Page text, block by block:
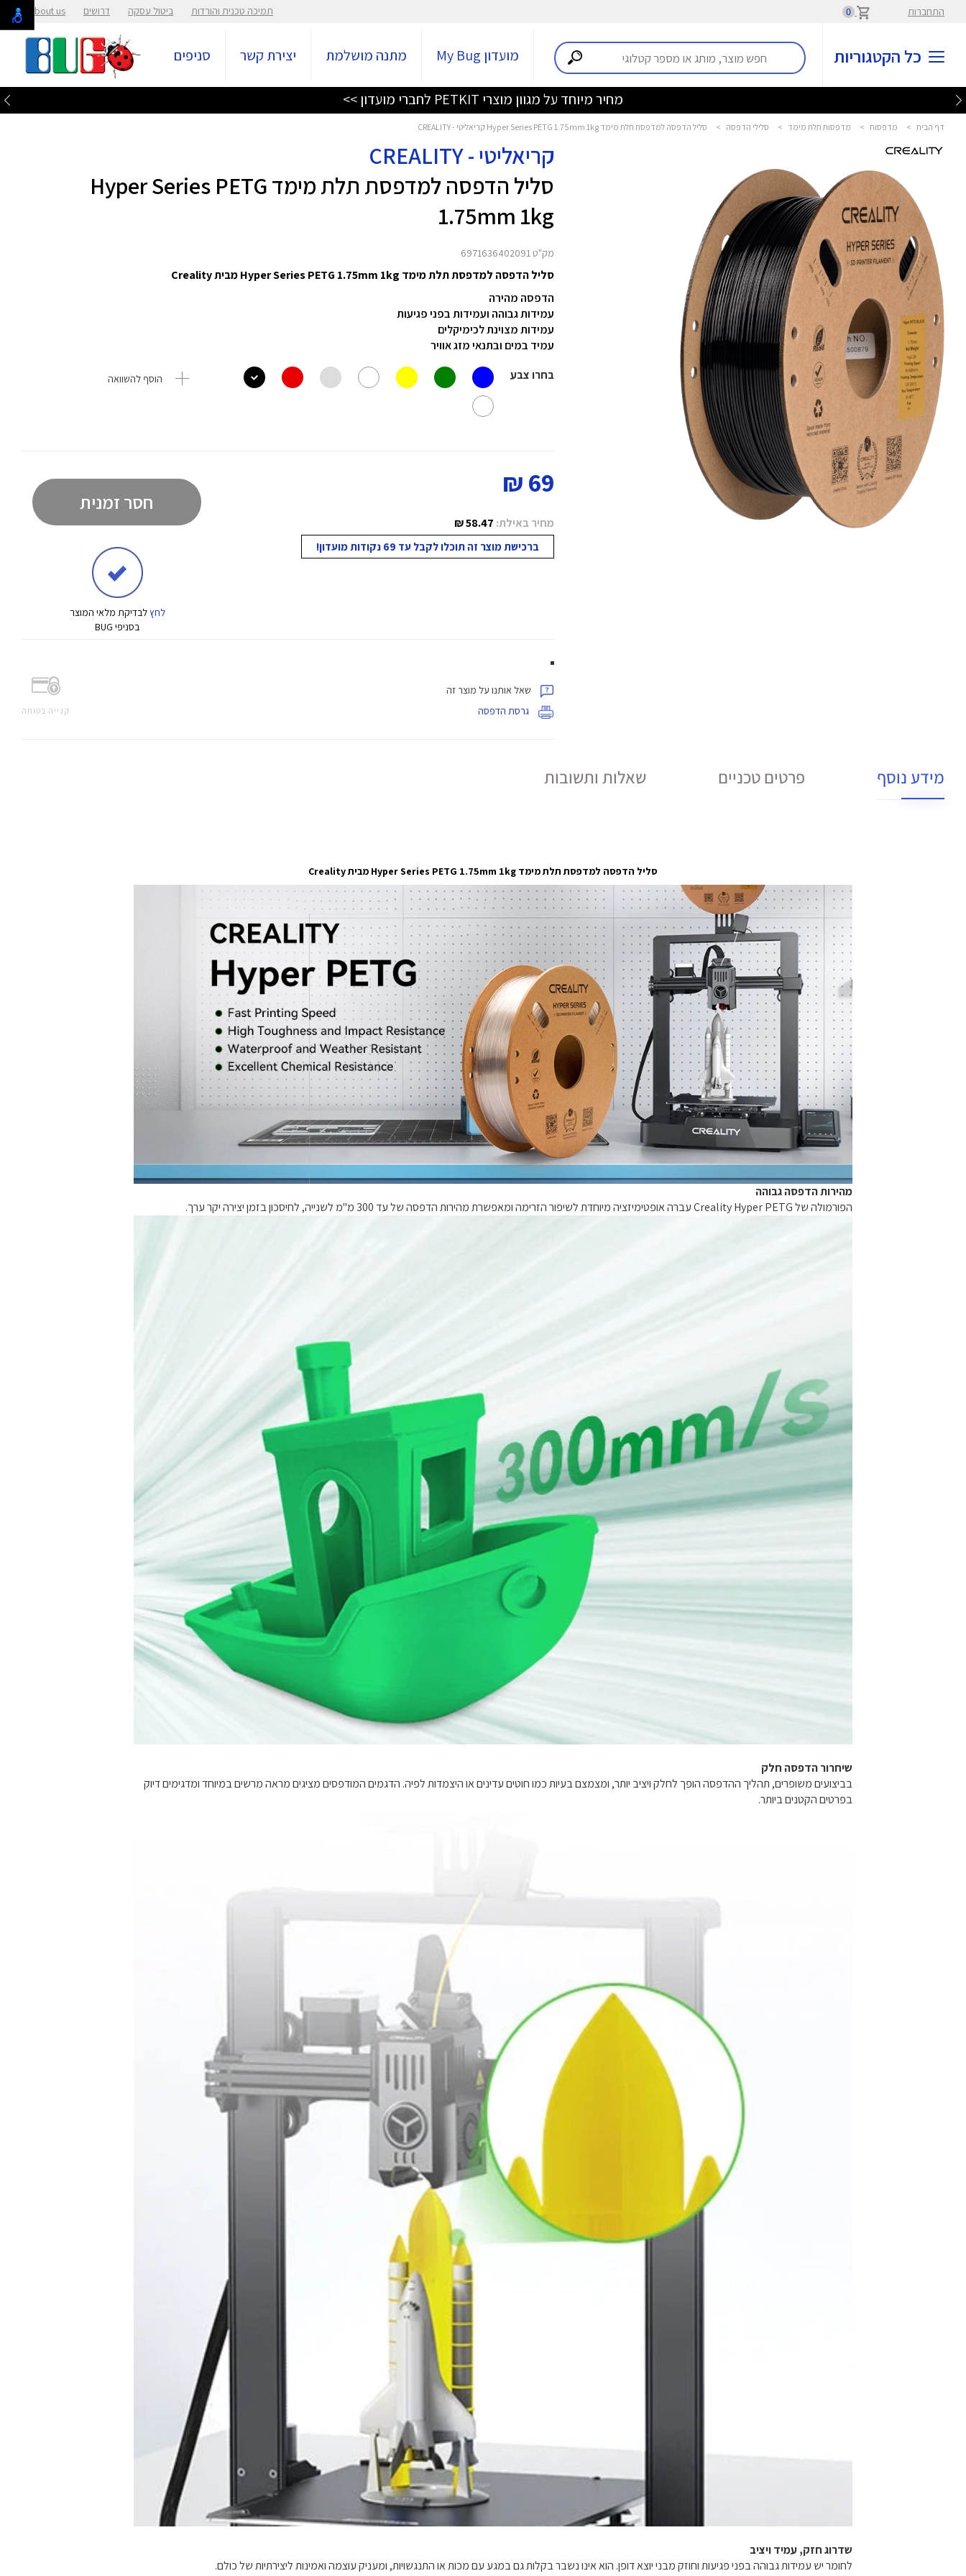
התחברות 0 תמיכה טכנית והורדות ביטול עסקה דרושים About us
כל הקטגוריות מועדון My Bug מתנה מושלמת יצירת קשר סניפים
מחיר מיוחד על מגוון מוצרי PETKIT לחברי מועדון >>
דף הבית > מדפסות > מדפסות תלת מימד > סלילי הדפסה > סליל הדפסה למדפסת תלת מימד Hyper Series PETG 1.75mm 1kg קריאליטי - CREALITY
קריאליטי - CREALITY
סליל הדפסה למדפסת תלת מימד Hyper Series PETG
1.75mm 1kg
מק"ט 6971636402091
סליל הדפסה למדפסת תלת מימד Hyper Series PETG 1.75mm 1kg מבית Creality
הדפסה מהירה
עמידות גבוהה ועמידות בפני פגיעות
עמידות מצוינת לכימיקלים
עמיד במים ובתנאי מזג אוויר
בחרו צבע
הוסף להשוואה
69 ₪
מחיר באילת: 58.47 ₪
ברכישת מוצר זה תוכלו לקבל עד 69 נקודות מועדון!
חסר זמנית
לחץלבדיקת מלאי המוצר
בסניפי BUG
קנייה בטוחה
שאל אותנו על מוצר זה
גרסת הדפסה
מידע נוסף פרטים טכניים שאלות ותשובות
סליל הדפסה למדפסת תלת מימד Hyper Series PETG 1.75mm 1kg מבית Creality
מהירות הדפסה גבוהה
הפורמולה של ‏Creality Hyper PETG‏ עברה אופטימיזציה מיוחדת לשיפור הזרימה ומאפשרת מהירות הדפסה של עד ‏300 מ"מ לשנייה, לחיסכון בזמן יצירה יקר ערך.
שיחרור הדפסה חלק
בביצועים משופרים, תהליך ההדפסה הופך לחלק ויציב יותר, ומצמצם בעיות כמו חוטים עדינים או היצמדות לפיה. הדגמים המודפסים מציגים מראה מרשים במיוחד ומדגימים דיוק
בפרטים הקטנים ביותר.
שדרוג חזק, עמיד ויציב
לחומר יש עמידות גבוהה בפני פגיעות וחוזק מבני יוצא דופן. הוא אינו נשבר בקלות גם במגע עם מכות או התנגשויות, ומעניק עוצמה ואמינות ליצירתיות של כולם.